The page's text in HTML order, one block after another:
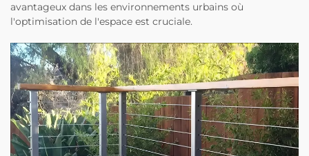
avantageux dans les environnements urbains où
l'optimisation de l'espace est cruciale.